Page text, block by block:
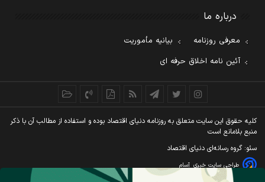
درباره ما
معرفی روزنامه
بیانیه مأموریت
آئین نامه اخلاق حرفه ای
کليه حقوق اين سايت متعلق به روزنامه دنيای اقتصاد بوده و استفاده از مطالب آن با ذکر
منبع بلامانع است
سئو: گروه رسانه‌ای دنیای اقتصاد
طراحی سایت خبری آسام